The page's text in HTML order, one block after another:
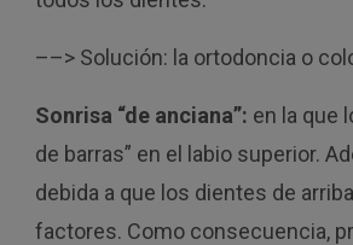
––> Solución: la ortodoncia o
Sonrisa “de anciana”: en la que
de barras” en el labio superior.
debida a que los dientes de
factores. Como consecuencia,